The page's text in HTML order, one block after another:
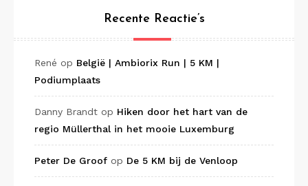
Recente Reactie’s
René op België | Ambiorix Run | 5 KM |
Podiumplaats
Danny Brandt op Hiken door het hart van de
regio Müllerthal in het mooie Luxemburg
Peter De Groof op De 5 KM bij de Venloop